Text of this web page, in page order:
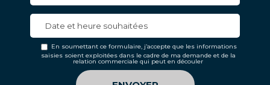
En soumettant ce formulaire, j’accepte que les informations
saisies soient exploitées dans le cadre de ma demande et de la
relation commerciale qui peut en découler